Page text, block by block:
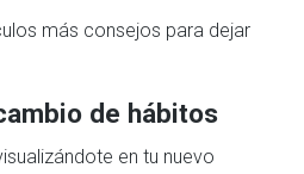
más consejos para dejar
de hábitos
en tu nuevo